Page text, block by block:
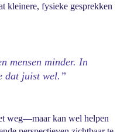
kleinere, fysieke gesprekken
mensen minder. In
dat juist wel.”
weg—maar kan wel helpen